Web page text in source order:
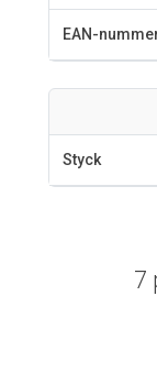
EAN-
Styck
7